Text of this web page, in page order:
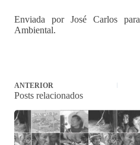
Enviada por José Carlos
Ambiental.
ANTERIOR
Posts relacionados